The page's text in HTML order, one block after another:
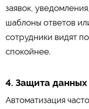
заявок,
шаблоны ответов
сотрудники видят
спокойнее.
4. Защита данных
Автоматизация